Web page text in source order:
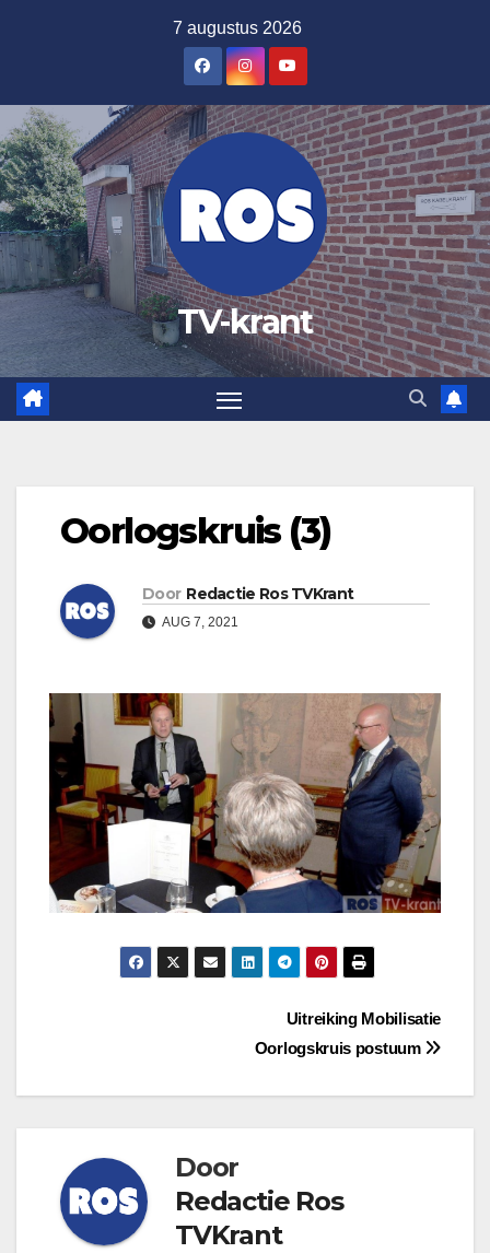
inhoud
7 augustus 2026
TV-krant
Oorlogskruis (3)
Door Redactie Ros TVKrant
AUG 7, 2021
Uitreiking Mobilisatie
Oorlogskruis postuum
Door
Redactie Ros
TVKrant